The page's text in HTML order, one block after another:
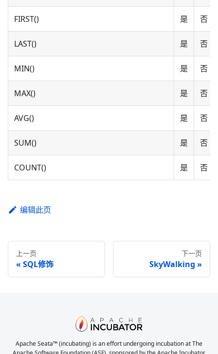
FIRST() 是 否
LAST() 是 否
MIN() 是 否
MAX() 是 否
AVG() 是 否
SUM() 是 否
COUNT() 是 否
编辑此页
上一页
SQL修饰
下一页
SkyWalking
Apache Seata™ (incubating) is an effort undergoing incubation at The